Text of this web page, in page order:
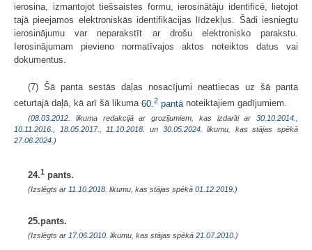
ierosina, izmantojot tiešsaistes formu, ierosinātāju identificē, lietojot
tajā pieejamos elektroniskās identifikācijas līdzekļus. Šādi iesniegtu
ierosinājumu var neparakstīt ar drošu elektronisko parakstu.
Ierosinājumam pievieno normatīvajos aktos noteiktos datus vai
dokumentus.
(7) Šā panta sestās daļas nosacījumi neattiecas uz šā panta
ceturtajā daļā, kā arī šā likuma 60. 2 pantā noteiktajiem gadījumiem.
(08.03.2012 . likuma redakcijā ar grozījumiem, kas izdarīti ar 30.10.2014.
10.11.2016.
18.05.2017. 11.10.2018. un 30.05.2024. likumu, kas stājas spēkā
27.06.2024. )
24.1 pants.
(Izslēgts ar 11.10.2018 . likumu, kas stājas spēkā 01.12.2019. )
25.pants.
(Izslēgts ar 17.06.2010 . likumu, kas stājas spēkā 21.07.2010. )